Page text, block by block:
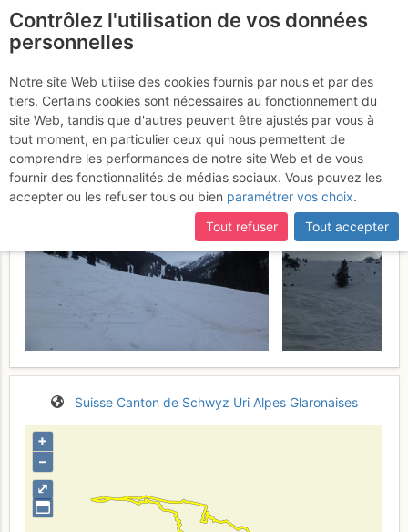
Blüemberg : De
Chäppeliberg
Mercredi 1 février 2017
Suisse Canton de Schwyz Uri Alpes Glaronaises
⤢
+
–
Contrôlez l'utilisation de vos données
personnelles
Notre site Web utilise des cookies fournis par nous et par des
tiers. Certains cookies sont nécessaires au fonctionnement du
site Web, tandis que d'autres peuvent être ajustés par vous à
tout moment, en particulier ceux qui nous permettent de
comprendre les performances de notre site Web et de vous
fournir des fonctionnalités de médias sociaux. Vous pouvez les
accepter ou les refuser tous ou bien paramétrer vos choix.
Tout refuser
Tout accepter